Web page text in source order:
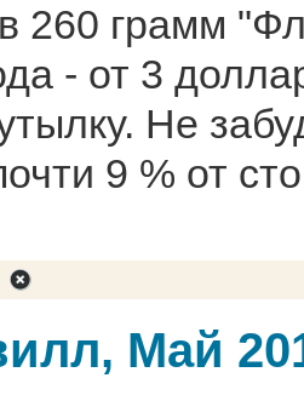
260 грамм
- от 3
Не
9 % от
Май